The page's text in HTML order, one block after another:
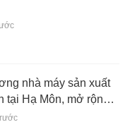
nhà máy sản xuất
tại Hạ Môn, mở rộng
chuỗi cung ứng